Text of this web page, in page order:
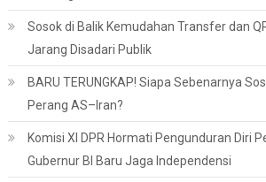
Sosok di Balik Kemudahan Transfer dan
Jarang Disadari Publik
BARU TERUNGKAP! Siapa Sebenarnya
Perang AS–Iran?
Komisi XI DPR Hormati Pengunduran Diri
Gubernur BI Baru Jaga Independensi